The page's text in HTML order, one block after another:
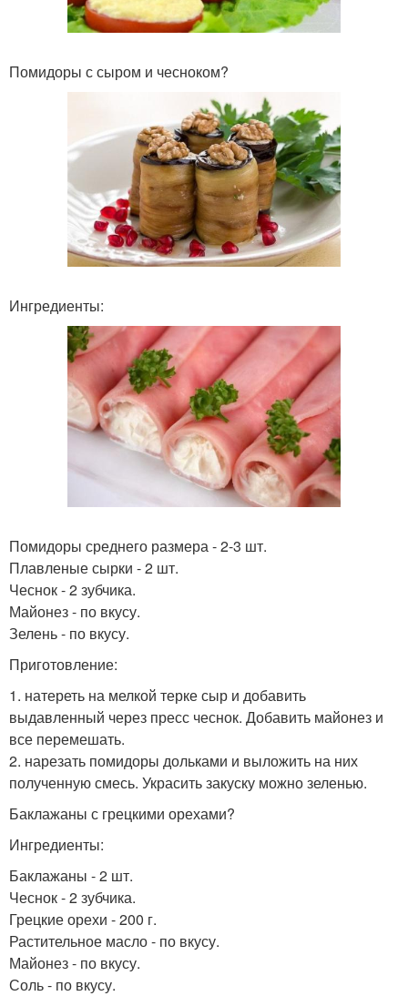
Помидоры с сыром и чесноком?
Ингредиенты:
Помидоры среднего размера - 2-3 шт.
Плавленые сырки - 2 шт.
Чеснок - 2 зубчика.
Майонез - по вкусу.
Зелень - по вкусу.
Приготовление:
1. натереть на мелкой терке сыр и добавить
выдавленный через пресс чеснок. Добавить майонез и
все перемешать.
2. нарезать помидоры дольками и выложить на них
полученную смесь. Украсить закуску можно зеленью.
Баклажаны с грецкими орехами?
Ингредиенты:
Баклажаны - 2 шт.
Чеснок - 2 зубчика.
Грецкие орехи - 200 г.
Растительное масло - по вкусу.
Майонез - по вкусу.
Соль - по вкусу.